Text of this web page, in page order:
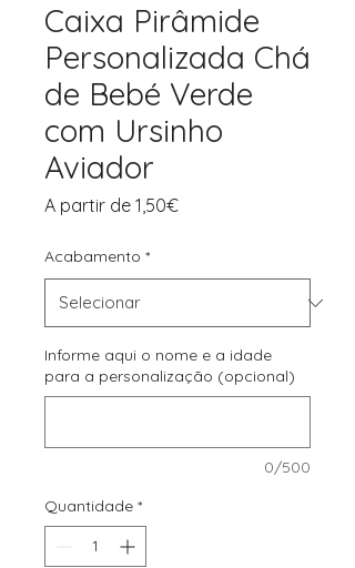
Caixa Pirâmide
Personalizada Chá
de Bebé Verde
com Ursinho
Aviador
A partir de 1,50€Preço
Acabamento *
Informe aqui o nome e a idade
para a personalização (opcional)
0/500
Quantidade *